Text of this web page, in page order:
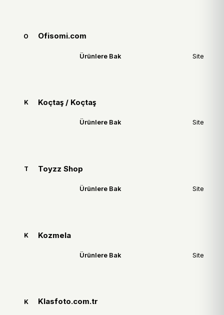
O Ofisomi.com
Ürünlere Bak Site
K Koçtaş / Koçtaş
Ürünlere Bak Site
T Toyzz Shop
Ürünlere Bak Site
K Kozmela
Ürünlere Bak Site
K Klasfoto.com.tr